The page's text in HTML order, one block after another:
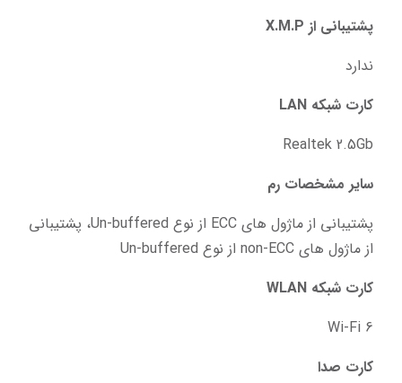
پشتیبانی از X.M.P
ندارد
کارت شبکه LAN
Realtek 2.5Gb
سایر مشخصات رم
از ماژول های non-ECC از نوع Un-buffered
کارت شبکه WLAN
Wi-Fi 6
کارت صدا